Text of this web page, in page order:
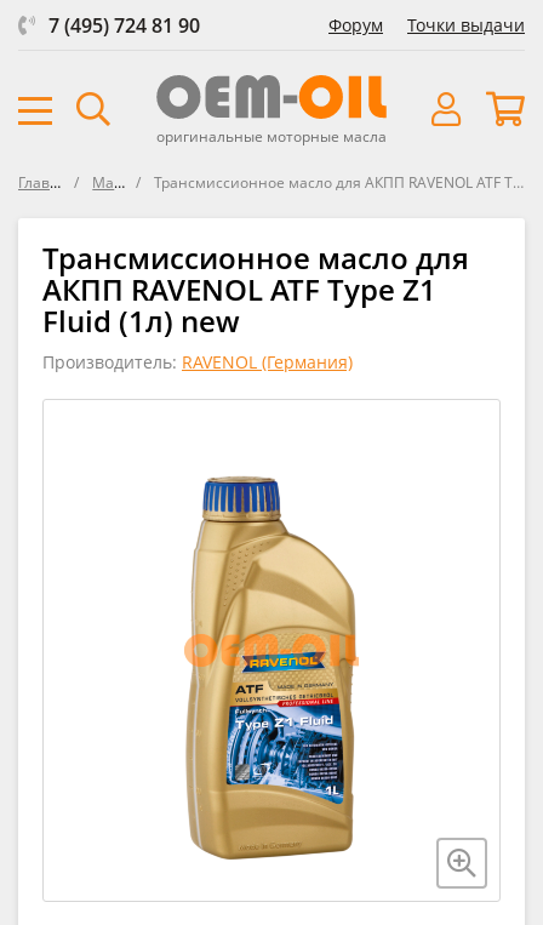
7 (495) 724 81 90 Форум Точки выдачи
оригинальные моторные масла
Главная Масла Трансмиссионное масло для АКПП RAVENOL ATF Type Z1 Fluid new
Трансмиссионное масло для
АКПП RAVENOL ATF Type Z1
Fluid (1л) new
Производитель: RAVENOL (Германия)